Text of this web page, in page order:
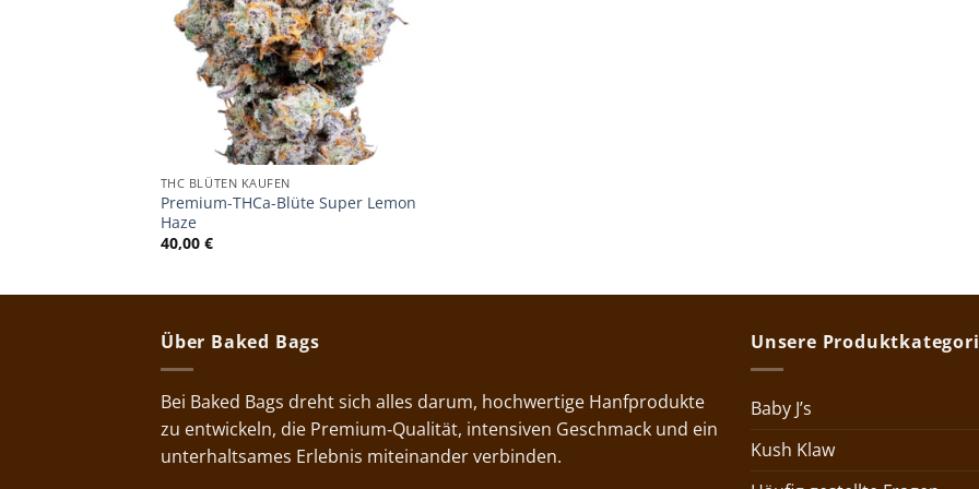
THC BLÜTEN KAUFEN
Premium-THCa-Blüte Super Lemon
Haze
40,00 €
Über Baked Bags
Bei Baked Bags dreht sich alles darum, hochwertige Hanfprodukte
zu entwickeln, die Premium‑Qualität, intensiven Geschmack und ein
unterhaltsames Erlebnis miteinander verbinden.
Unsere
Baby J’s
Kush Klaw